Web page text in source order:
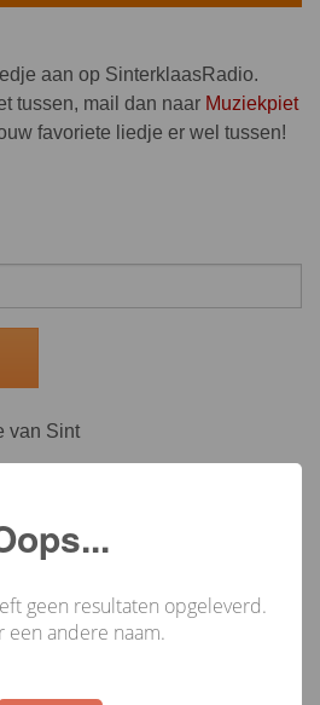
aan op SinterklaasRadio.
tussen, mail dan naar Muziekpiet
favoriete liedje er wel tussen!
van Sint
geen resultaten opgeleverd.
een andere naam.